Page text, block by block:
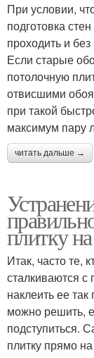
При условии,
подготовка
проходить и
Если старые
потолочную
отвисшими
при такой
максимум пару
читать дальше →
плитку
Итак, часто те,
сталкиваются
наклеить ее
можно решить,
подступиться.
плитку прямо